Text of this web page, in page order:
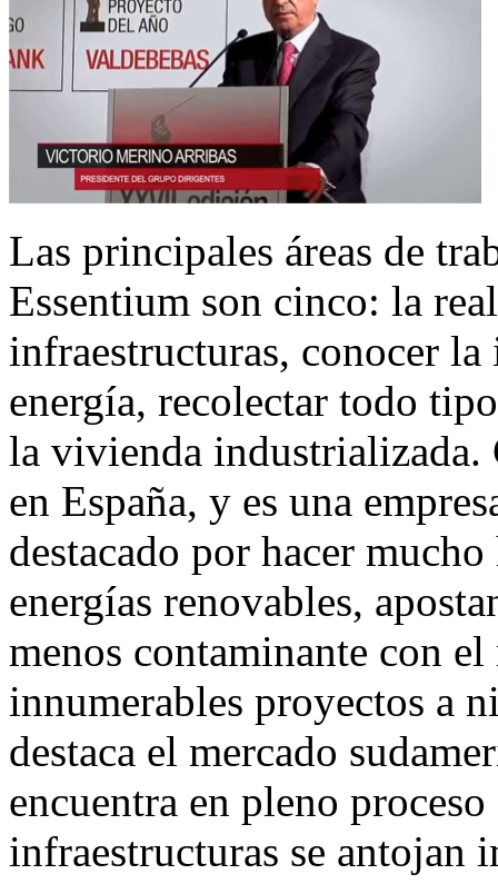
Las principales áreas de
Essentium son cinco: la
infraestructuras, conocer
energía, recolectar todo
la vivienda industrializada.
en España, y es una
destacado por hacer
energías renovables,
menos contaminante con
innumerables proyectos a
destaca el mercado
encuentra en pleno
infraestructuras se antojan